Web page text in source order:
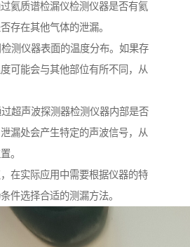
氦质谱检漏仪检测仪器是否有氦
存在其他气体的泄漏。
测仪器表面的温度分布。如果存
可能会与其他部位有所不同，从
超声波探测器检测仪器内部是否
漏处会产生特定的声波信号，从
。
在实际应用中需要根据仪器的特
件选择合适的测漏方法。